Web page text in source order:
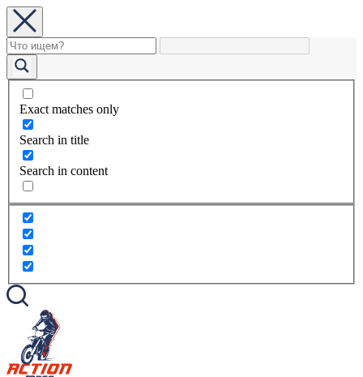
Exact matches only
Search in title
Search in content